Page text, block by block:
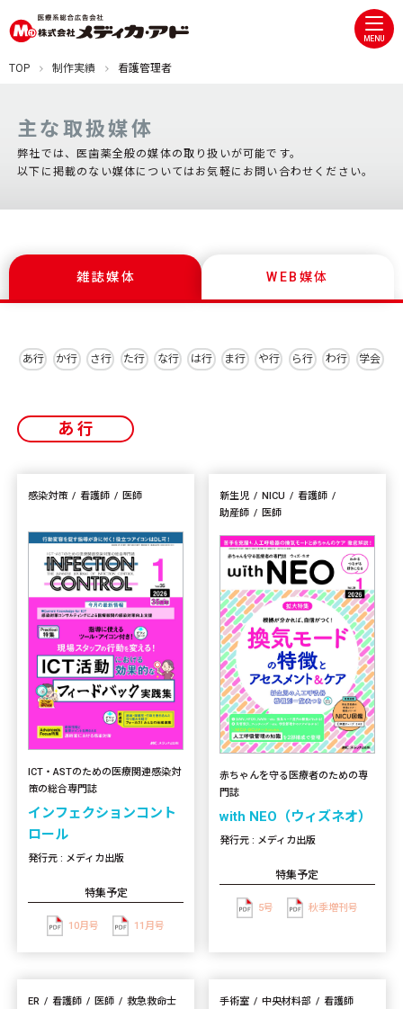
MENU
TOP 制作実績 看護管理者
主な取扱媒体
弊社では、医歯薬全般の媒体の取り扱いが可能です。
以下に掲載のない媒体についてはお気軽にお問い合わせください。
雑誌媒体 WEB媒体
あ行 か行 さ行 た行 な行 は行 ま行 や行 ら行 わ行 学会
あ行
感染対策 看護師 医師
ICT・ASTのための医療関連感染対
策の総合専門誌
インフェクションコント
ロール
発行元 : メディカ出版
特集予定
10月号 11月号
新生児 NICU
看護師
助産師
医師
赤ちゃんを守る医療者のための専
門誌
with NEO（ウィズネオ）
発行元 : メディカ出版
特集予定
5号 秋季増刊号
ER 看護師 医師 救急救命士 手術室 中央材料部 看護師